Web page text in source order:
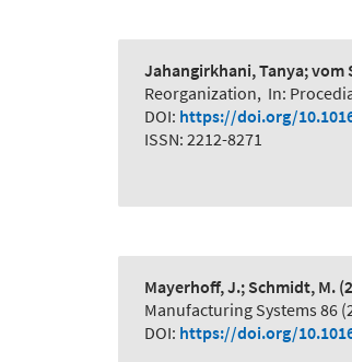
Jahangirkhani, Tanya; vom
Reorganization, In:
DOI: https://doi.org/
ISSN: 2212-8271
Mayerhoff, J.; Schmidt, M.
Manufacturing Systems 86
DOI: https://doi.org/